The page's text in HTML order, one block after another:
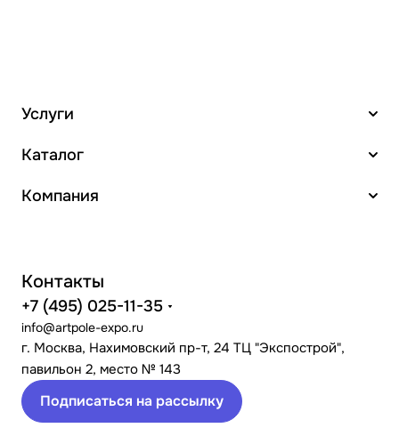
Услуги
Каталог
Компания
Контакты
+7 (495) 025-11-35
info@artpole-expo.ru
г. Москва, Нахимовский пр-т, 24 ТЦ "Экспострой",
павильон 2, место № 143
Подписаться на рассылку